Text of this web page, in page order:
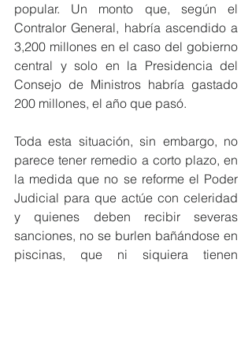
popular. Un monto que, según el
Contralor General, habría ascendido a
3,200 millones en el caso del gobierno
central y solo en la Presidencia del
Consejo de Ministros habría gastado
200 millones, el año que pasó.
Toda esta situación, sin embargo, no
parece tener remedio a corto plazo, en
la medida que no se reforme el Poder
Judicial para que actúe con celeridad
y quienes deben recibir severas
sanciones, no se burlen bañándose en
piscinas, que ni siquiera tienen